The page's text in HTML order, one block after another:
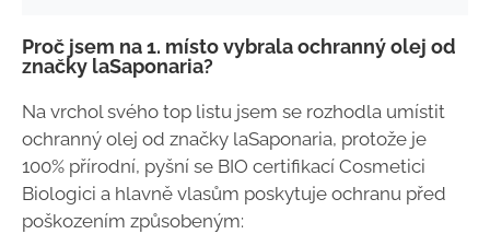
Proč jsem na 1. místo vybrala ochranný olej od
značky laSaponaria?
Na vrchol svého top listu jsem se rozhodla umístit
ochranný olej od značky laSaponaria, protože je
100% přírodní, pyšní se BIO certifikací Cosmetici
Biologici a hlavně vlasům poskytuje ochranu před
poškozením způsobeným: